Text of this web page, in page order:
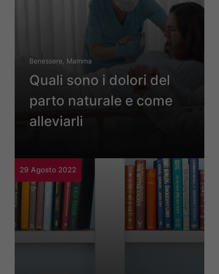
Benessere, Mamma
Quali sono i dolori del
parto naturale e come
alleviarli
29 Agosto 2022